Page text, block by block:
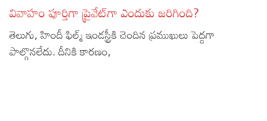
వివాహం పూర్తిగా ప్రైవేట్‌గా ఎందుకు జరిగింది?
తెలుగు, హిందీ ఫిల్మ్ ఇండస్ట్రీకి చెందిన ప్రముఖులు పెద్దగా
పాల్గొనలేదు. దీనికి కారణం,